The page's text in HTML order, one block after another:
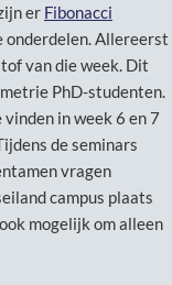
er Fibonacci
onderdelen. Allereerst
van die week. Dit
PhD-studenten.
in week 6 en 7
de seminars
vragen
campus plaats
mogelijk om alleen